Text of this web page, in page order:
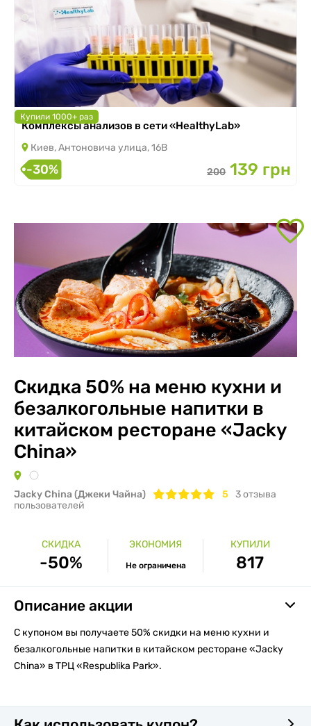
Купили 1000+ раз
Комплексы анализов в сети «HealthyLab»
Киев, Антоновича улица, 16В
-30% 200 139 грн
Скидка 50% на меню кухни и
безалкогольные напитки в
китайском ресторане «Jacky
China»
Jacky China (Джеки Чайна) 5 3отзыва
пользователей
СКИДКА
-50%
ЭКОНОМИЯ
Не ограничена
КУПИЛИ
817
Описание акции
С купоном вы получаете 50% скидки на меню кухни и
безалкогольные напитки в китайском ресторане «Jacky
China» в ТРЦ «Respublika Рark».